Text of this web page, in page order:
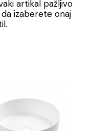
artikal pažljivo
izaberete onaj